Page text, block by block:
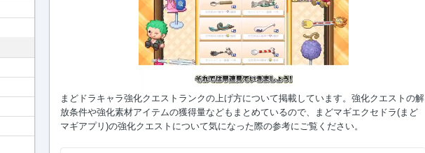
まどドラキャラ強化クエストランクの上げ方について掲載しています。強化クエストの解
放条件や強化素材アイテムの獲得量などもまとめているので、まどマギエクセドラ(まど
マギアプリ)の強化クエストについて気になった際の参考にご覧ください。